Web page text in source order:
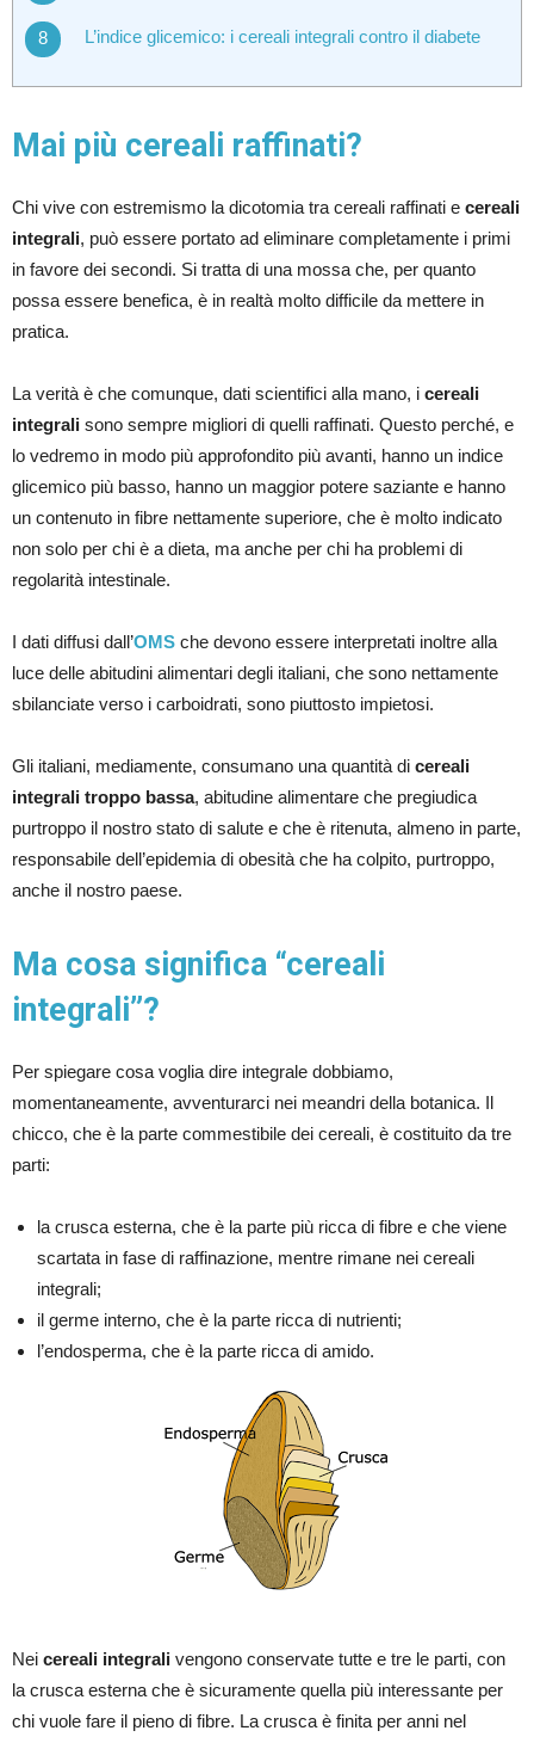
L’indice glicemico: i cereali integrali contro il diabete
Mai più cereali raffinati?
Chi vive con estremismo la dicotomia tra cereali raffinati e cereali
integrali, può essere portato ad eliminare completamente i primi
in favore dei secondi. Si tratta di una mossa che, per quanto
possa essere benefica, è in realtà molto difficile da mettere in
pratica.
La verità è che comunque, dati scientifici alla mano, i cereali
integrali sono sempre migliori di quelli raffinati. Questo perché, e
lo vedremo in modo più approfondito più avanti, hanno un indice
glicemico più basso, hanno un maggior potere saziante e hanno
un contenuto in fibre nettamente superiore, che è molto indicato
non solo per chi è a dieta, ma anche per chi ha problemi di
regolarità intestinale.
I dati diffusi dall’OMS che devono essere interpretati inoltre alla
luce delle abitudini alimentari degli italiani, che sono nettamente
sbilanciate verso i carboidrati, sono piuttosto impietosi.
Gli italiani, mediamente, consumano una quantità di cereali
integrali troppo bassa, abitudine alimentare che pregiudica
purtroppo il nostro stato di salute e che è ritenuta, almeno in parte,
responsabile dell’epidemia di obesità che ha colpito, purtroppo,
anche il nostro paese.
Ma cosa significa “cereali
integrali”?
Per spiegare cosa voglia dire integrale dobbiamo,
momentaneamente, avventurarci nei meandri della botanica. Il
chicco, che è la parte commestibile dei cereali, è costituito da tre
parti:
la crusca esterna, che è la parte più ricca di fibre e che viene
scartata in fase di raffinazione, mentre rimane nei cereali
integrali;
il germe interno, che è la parte ricca di nutrienti;
l’endosperma, che è la parte ricca di amido.
Nei cereali integrali vengono conservate tutte e tre le parti, con
la crusca esterna che è sicuramente quella più interessante per
chi vuole fare il pieno di fibre. La crusca è finita per anni nel